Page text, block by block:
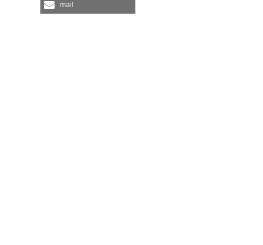
mail